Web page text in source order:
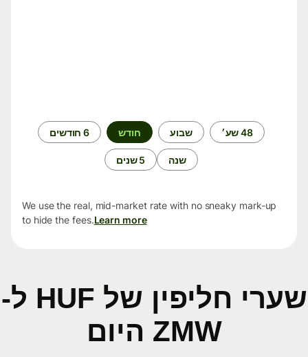
48 שע׳ שבוע חודש 6 חודשים
שנה 5 שנים
We use the real, mid-market rate with no sneaky mark-up
to hide the fees.Learn more
שערי חליפין של HUF ל-
ZMW היום